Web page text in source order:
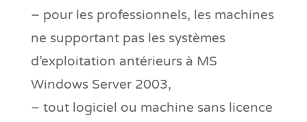
– pour les professionnels, les machines
ne supportant pas les systèmes
d’exploitation antérieurs à MS
Windows Server 2003,
– tout logiciel ou machine sans licence